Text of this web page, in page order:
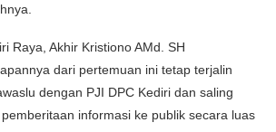
Raya, Akhir Kristiono AMd. SH
dari pertemuan ini tetap terjalin
dengan PJI DPC Kediri dan saling
informasi ke publik secara luas